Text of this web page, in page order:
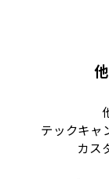
テックキャ
カス